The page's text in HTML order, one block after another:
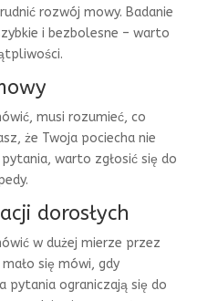
rozwój mowy. Badanie
i bezbolesne – warto
musi rozumieć, co
że Twoja pociecha nie
warto zgłosić się do
dorosłych
w dużej mierze przez
się mówi, gdy
pytania ograniczają się do